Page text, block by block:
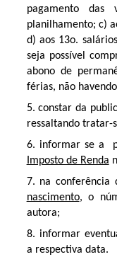
pagamento das
planilhamento; c) a
d) aos 13o.
seja possível
abono de
férias, não
5. constar da
ressaltando tratar-
6. informar se a
Imposto de Renda
7. na conferência
nascimento, o
autora;
8. informar
a respectiva data.